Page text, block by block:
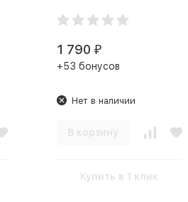
1 790 ₽
+53 бонусов
Нет в наличии
В корзину
Купить в 1 клик